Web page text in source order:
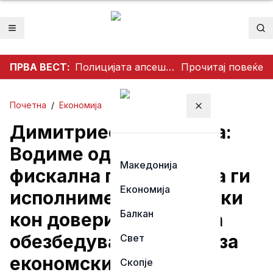
Отвори мени
ПРВА ВЕСТ: Полицијата апсеше во Штип – лишени од слобода три лица Прочитај повеќе
Затвори мени
Македонија
Економија
Балкан
Свет
Скопје
Почетна / Економија
Димитриеска-Кочоска:
Водиме одговорна
фискална политика, да ги
исполниме сите обврски
кон доверителите и да
обезбедуваме услови за
економски раст